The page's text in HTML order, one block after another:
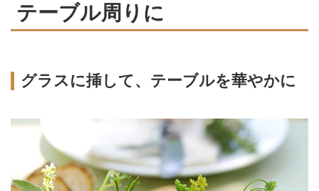
テーブル周りに
グラスに挿して、テーブルを華やかに